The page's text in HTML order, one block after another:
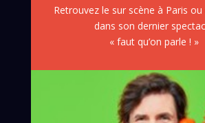
Retrouvez le sur scène à Paris
dans son dernier
« faut qu’on parle ! »